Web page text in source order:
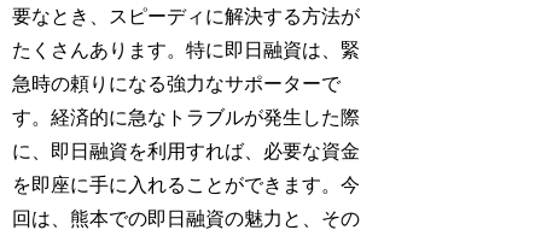
要なとき、スピーディに解決する方法が
たくさんあります。特に即日融資は、緊
急時の頼りになる強力なサポーターで
す。経済的に急なトラブルが発生した際
に、即日融資を利用すれば、必要な資金
を即座に手に入れることができます。今
回は、熊本での即日融資の魅力と、その